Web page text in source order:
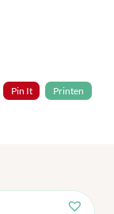
Pin It Printen